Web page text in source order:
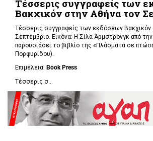
Τέσσερις συγγραφείς των
Βακχικόν στην Αθήνα τον
Τέσσερις συγγραφείς των εκδόσεων Βακχικόν
Σεπτέμβριο. Εικόνα: Η Σίλα Άρμστρονγκ από την
παρουσιάσει το βιβλίο της «Πλάσματα σε
Πορφυρίδου).
Επιμέλεια: Book Press
Τέσσερις σ...